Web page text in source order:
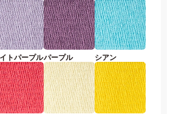
トパープルパープル シアン